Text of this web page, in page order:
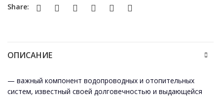
Share:
ОПИСАНИЕ
— важный компонент водопроводных и отопительных
систем, известный своей долговечностью и выдающейся